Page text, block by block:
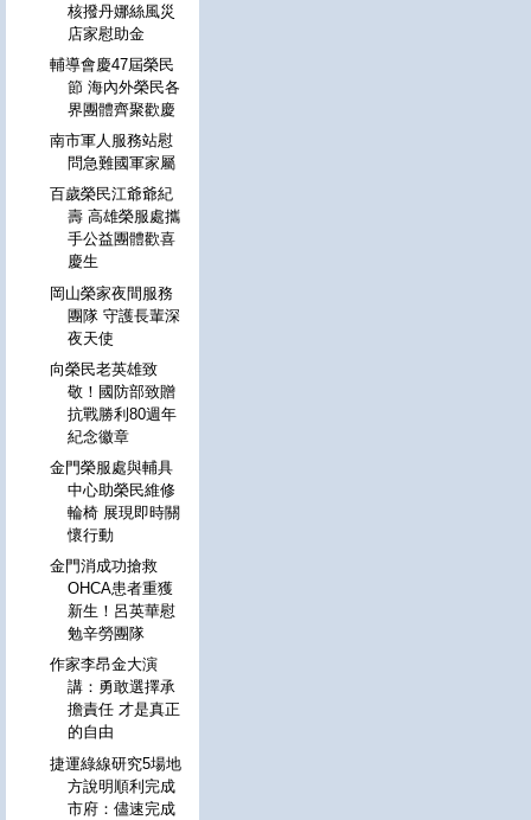
核撥丹娜絲風災
店家慰助金
輔導會慶47屆榮民
節 海內外榮民各
界團體齊聚歡慶
南市軍人服務站慰
問急難國軍家屬
百歲榮民江爺爺紀
壽 高雄榮服處攜
手公益團體歡喜
慶生
岡山榮家夜間服務
團隊 守護長輩深
夜天使
向榮民老英雄致
敬！國防部致贈
抗戰勝利80週年
紀念徽章
金門榮服處與輔具
中心助榮民維修
輪椅 展現即時關
懷行動
金門消成功搶救
OHCA患者重獲
新生！呂英華慰
勉辛勞團隊
作家李昂金大演
講：勇敢選擇承
擔責任 才是真正
的自由
捷運綠線研究5場地
方說明順利完成
市府：儘速完成